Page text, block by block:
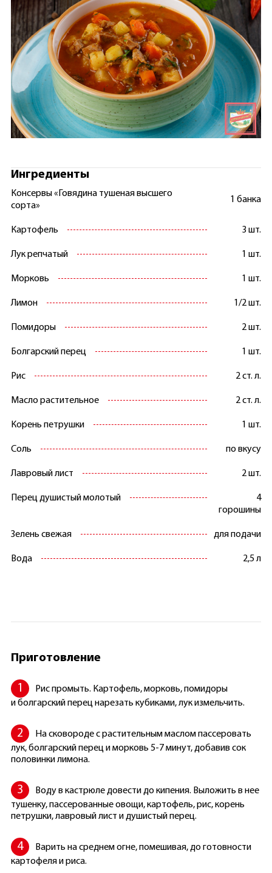
Ингредиенты
Консервы «Говядина тушеная высшего
сорта»
1 банка
Картофель 3 шт.
Лук репчатый 1 шт.
Морковь 1 шт.
Лимон 1/2 шт.
Помидоры 2 шт.
Болгарский перец 1 шт.
Рис 2 ст. л.
Масло растительное 2 ст. л.
Корень петрушки 1 шт.
Соль по вкусу
Лавровый лист 2 шт.
Перец душистый молотый
4
горошины
Зелень свежая для подачи
Вода 2,5 л
Приготовление
Рис промыть. Картофель, морковь, помидоры
и болгарский перец нарезать кубиками, лук измельчить.
На сковороде с растительным маслом пассеровать
лук, болгарский перец и морковь 5-7 минут, добавив сок
половинки лимона.
Воду в кастрюле довести до кипения. Выложить в нее
тушенку, пассерованные овощи, картофель, рис, корень
петрушки, лавровый лист и душистый перец.
Варить на среднем огне, помешивая, до готовности
картофеля и риса.